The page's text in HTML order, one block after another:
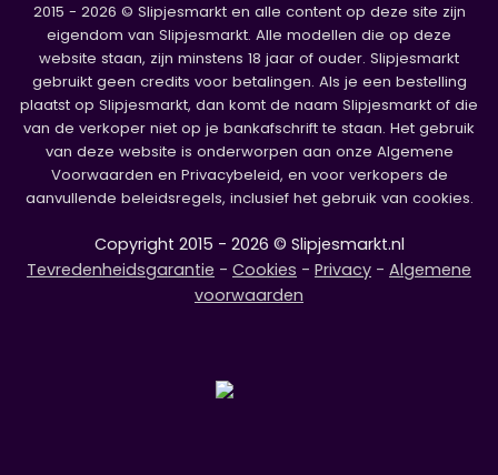
2015 - 2026 © Slipjesmarkt en alle content op deze site zijn
eigendom van Slipjesmarkt. Alle modellen die op deze
website staan, zijn minstens 18 jaar of ouder. Slipjesmarkt
gebruikt geen credits voor betalingen. Als je een bestelling
plaatst op Slipjesmarkt, dan komt de naam Slipjesmarkt of die
van de verkoper niet op je bankafschrift te staan. Het gebruik
van deze website is onderworpen aan onze Algemene
Voorwaarden en Privacybeleid, en voor verkopers de
aanvullende beleidsregels, inclusief het gebruik van cookies.
Copyright 2015 - 2026 © Slipjesmarkt.nl
Tevredenheidsgarantie - Cookies - Privacy - Algemene
voorwaarden